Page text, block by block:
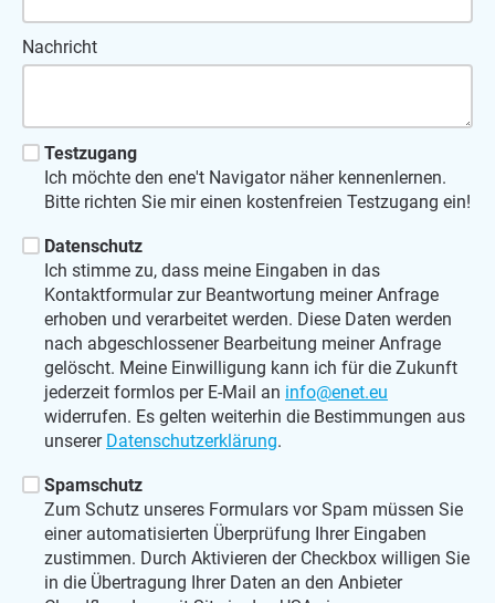
Nachricht
Testzugang
Ich möchte den ene't Navigator näher kennenlernen.
Bitte richten Sie mir einen kostenfreien Testzugang ein!
Datenschutz
Ich stimme zu, dass meine Eingaben in das
Kontaktformular zur Beantwortung meiner Anfrage
erhoben und verarbeitet werden. Diese Daten werden
nach abgeschlossener Bearbeitung meiner Anfrage
gelöscht. Meine Einwilligung kann ich für die Zukunft
jederzeit formlos per E-Mail an info@enet.eu
widerrufen. Es gelten weiterhin die Bestimmungen aus
unserer Datenschutzerklärung.
Spamschutz
Zum Schutz unseres Formulars vor Spam müssen Sie
einer automatisierten Überprüfung Ihrer Eingaben
zustimmen. Durch Aktivieren der Checkbox willigen Sie
in die Übertragung Ihrer Daten an den Anbieter